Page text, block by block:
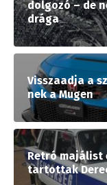
dolgozó – de
drága
Visszaadja a
nek a Mugen
Retró majálist
tartottak